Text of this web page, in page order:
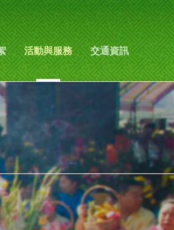
活動與服務 交通資訊